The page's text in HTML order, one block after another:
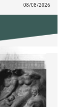
08/08/2026